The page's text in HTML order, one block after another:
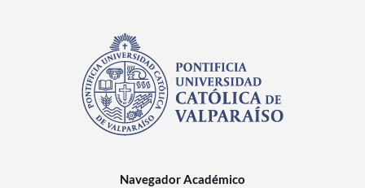
Navegador Académico